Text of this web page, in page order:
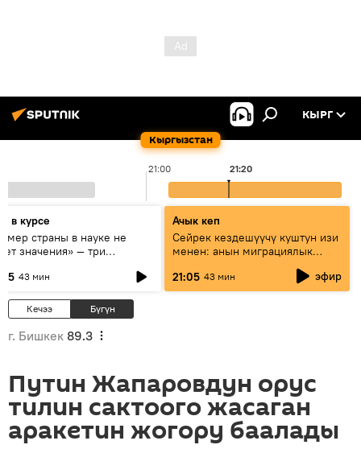
Кыргызстан
КЫРГ
21:00 21:20
в курсе
страны в науке не
значения» — три
и Кыргызстана в
43 мин
Ачык кеп
Сейрек кездешүүчү куштун изи
менен: анын миграциялык
жолу эмнеден кабар берет?
21:05 43 мин эфир
Кечээ Бүгүн
г. Бишкек 89.3
Путин Жапаровдун орус
тилин сактоого жасаган
аракетин жогору баалады